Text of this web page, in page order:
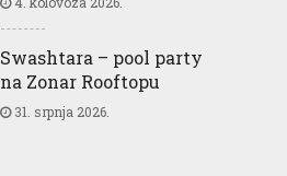
Swashtara – pool party
na Zonar Rooftopu
31. srpnja 2026.